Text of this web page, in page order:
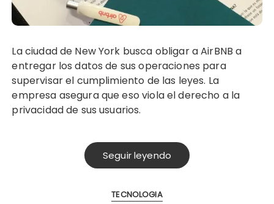
La ciudad de New York busca obligar a AirBNB a
entregar los datos de sus operaciones para
supervisar el cumplimiento de las leyes. La
empresa asegura que eso viola el derecho a la
privacidad de sus usuarios.
Seguir leyendo
TECNOLOGIA